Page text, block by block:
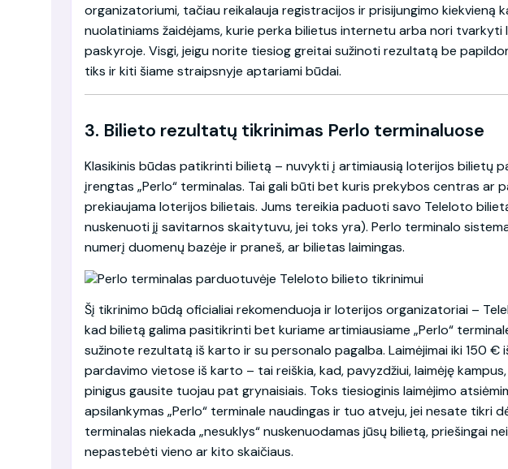
organizatoriumi, tačiau reikalauja registracijos ir prisijungimo kiekvieną
nuolatiniams žaidėjams, kurie perka bilietus internetu arba nori tvarkyti
paskyroje. Visgi, jeigu norite tiesiog greitai sužinoti rezultatą be
tiks ir kiti šiame straipsnyje aptariami būdai.
3. Bilieto rezultatų tikrinimas Perlo terminaluose
Klasikinis būdas patikrinti bilietą – nuvykti į artimiausią loterijos bilietų
įrengtas „Perlo“ terminalas. Tai gali būti bet kuris prekybos centras ar
prekiaujama loterijos bilietais. Jums tereikia paduoti savo Teleloto
nuskenuoti jį savitarnos skaitytuvu, jei toks yra). Perlo terminalo
numerį duomenų bazėje ir praneš, ar bilietas laimingas.
Šį tikrinimo būdą oficialiai rekomenduoja ir loterijos organizatoriai –
kad bilietą galima pasitikrinti bet kuriame artimiausiame „Perlo“
sužinote rezultatą iš karto ir su personalo pagalba. Laimėjimai iki 150 €
pardavimo vietose iš karto – tai reiškia, kad, pavyzdžiui, laimėję
pinigus gausite tuojau pat grynaisiais. Toks tiesioginis laimėjimo
apsilankymas „Perlo“ terminale naudingas ir tuo atveju, jei nesate tikri
terminalas niekada „nesuklys“ nuskenuodamas jūsų bilietą, priešingai
nepastebėti vieno ar kito skaičiaus.